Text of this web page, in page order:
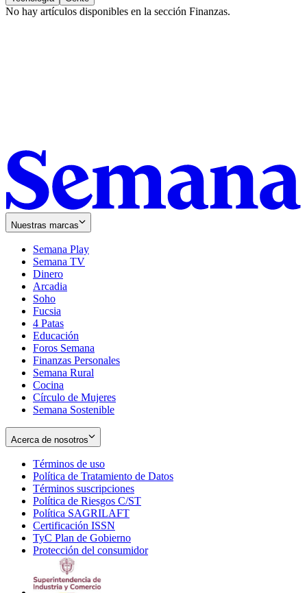
No hay artículos disponibles en la sección Finanzas.
Nuestras marcas
Semana Play
Semana TV
Dinero
Arcadia
Soho
in
new
window
Fucsia
in
new
window
4 Patas
Educación
Foros Semana
Finanzas Personales
Semana Rural
Cocina
Círculo de Mujeres
Semana Sostenible
Acerca de nosotros
Términos de uso
in
new
window
Política de Tratamiento de Datos
Términos suscripciones
in
Política de Riesgos C/ST
Política SAGRILAFT
new
window
Certificación ISSN
in
new
TyC Plan de Gobierno
in
Protección del consumidorOpens